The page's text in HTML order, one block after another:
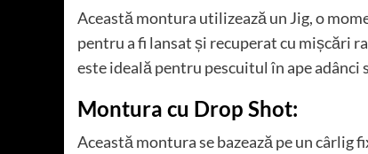
Această montura utilizează un Jig, o
pentru a fi lansat și recuperat cu mișcări
este ideală pentru pescuitul în ape adânci
Montura cu Drop Shot:
Această montura se bazează pe un cârlig